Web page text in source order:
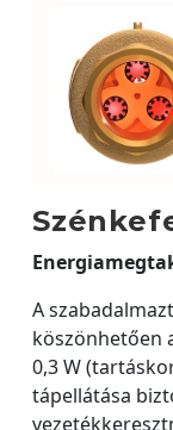
A
köszönhetően
0,3 W
tápellátása